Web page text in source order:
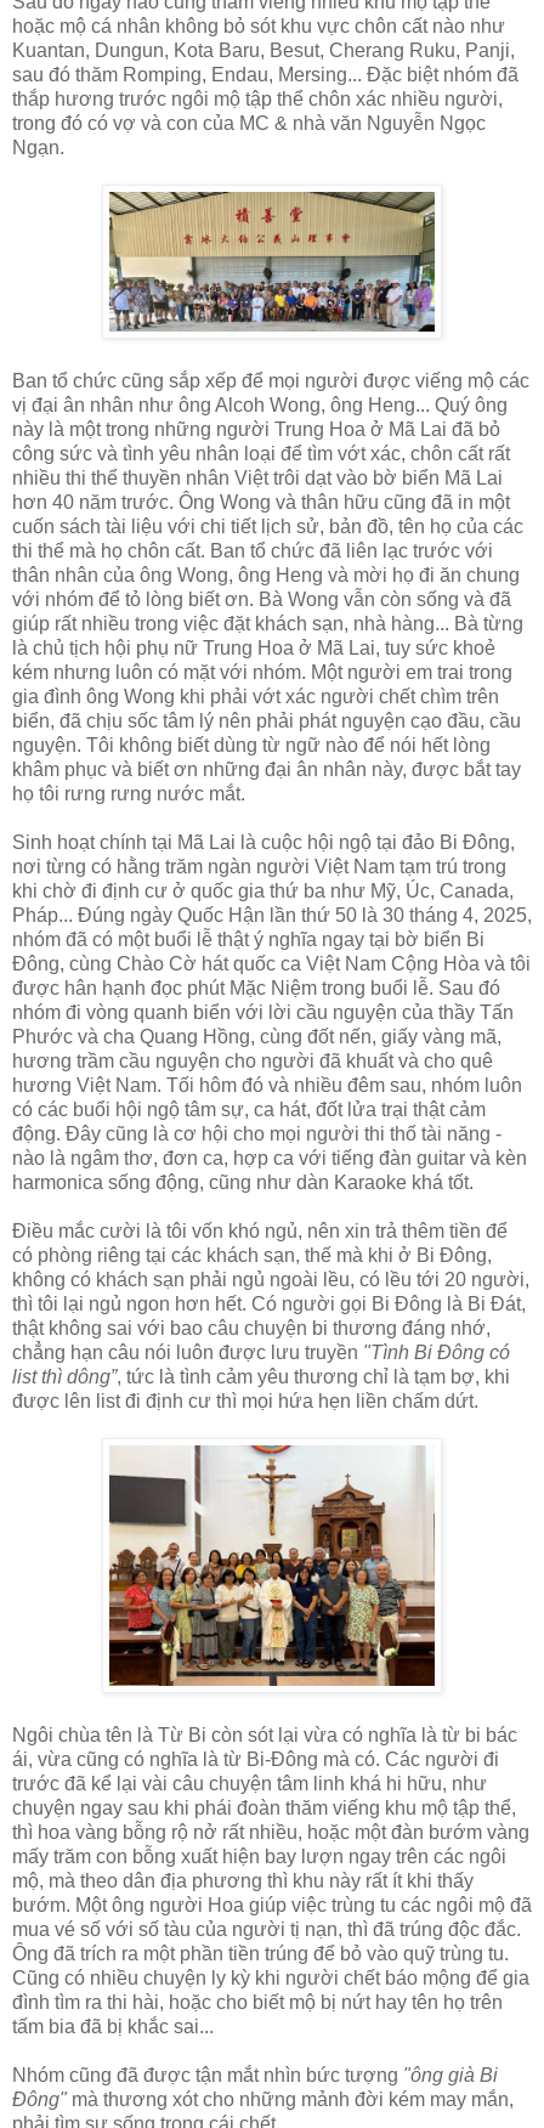
hoặc mộ cá nhân không bỏ sót khu vực chôn cất nào như
Kuantan, Dungun, Kota Baru, Besut, Cherang Ruku, Panji,
sau đó thăm Romping, Endau, Mersing... Đặc biệt nhóm đã
thắp hương trước ngôi mộ tập thể chôn xác nhiều người,
trong đó có vợ và con của MC & nhà văn Nguyễn Ngọc
Ngạn.
Ban tổ chức cũng sắp xếp để mọi người được viếng mộ các
vị đại ân nhân như ông Alcoh Wong, ông Heng... Quý ông
này là một trong những người Trung Hoa ở Mã Lai đã bỏ
công sức và tình yêu nhân loại để tìm vớt xác, chôn cất rất
nhiều thi thể thuyền nhân Việt trôi dạt vào bờ biển Mã Lai
hơn 40 năm trước. Ông Wong và thân hữu cũng đã in một
cuốn sách tài liệu với chi tiết lịch sử, bản đồ, tên họ của các
thi thể mà họ chôn cất. Ban tổ chức đã liên lạc trước với
thân nhân của ông Wong, ông Heng và mời họ đi ăn chung
với nhóm để tỏ lòng biết ơn. Bà Wong vẫn còn sống và đã
giúp rất nhiều trong việc đặt khách sạn, nhà hàng... Bà từng
là chủ tịch hội phụ nữ Trung Hoa ở Mã Lai, tuy sức khoẻ
kém nhưng luôn có mặt với nhóm. Một người em trai trong
gia đình ông Wong khi phải vớt xác người chết chìm trên
biển, đã chịu sốc tâm lý nên phải phát nguyện cạo đầu, cầu
nguyện. Tôi không biết dùng từ ngữ nào để nói hết lòng
khâm phục và biết ơn những đại ân nhân này, được bắt tay
họ tôi rưng rưng nước mắt.
Sinh hoạt chính tại Mã Lai là cuộc hội ngộ tại đảo Bi Đông,
nơi từng có hằng trăm ngàn người Việt Nam tạm trú trong
khi chờ đi định cư ở quốc gia thứ ba như Mỹ, Úc, Canada,
Pháp... Đúng ngày Quốc Hận lần thứ 50 là 30 tháng 4, 2025,
nhóm đã có một buổi lễ thật ý nghĩa ngay tại bờ biển Bi
Đông, cùng Chào Cờ hát quốc ca Việt Nam Cộng Hòa và tôi
được hân hạnh đọc phút Mặc Niệm trong buổi lễ. Sau đó
nhóm đi vòng quanh biển với lời cầu nguyện của thầy Tấn
Phước và cha Quang Hồng, cùng đốt nến, giấy vàng mã,
hương trầm cầu nguyện cho người đã khuất và cho quê
hương Việt Nam. Tối hôm đó và nhiều đêm sau, nhóm luôn
có các buổi hội ngộ tâm sự, ca hát, đốt lửa trại thật cảm
động. Đây cũng là cơ hội cho mọi người thi thố tài năng -
nào là ngâm thơ, đơn ca, hợp ca với tiếng đàn guitar và kèn
harmonica sống động, cũng như dàn Karaoke khá tốt.
Điều mắc cười là tôi vốn khó ngủ, nên xin trả thêm tiền để
có phòng riêng tại các khách sạn, thế mà khi ở Bi Đông,
không có khách sạn phải ngủ ngoài lều, có lều tới 20 người,
thì tôi lại ngủ ngon hơn hết. Có người gọi Bi Đông là Bi Đát,
thật không sai với bao câu chuyện bi thương đáng nhớ,
chẳng hạn câu nói luôn được lưu truyền "Tình Bi Đông có
list thì dông”, tức là tình cảm yêu thương chỉ là tạm bợ, khi
được lên list đi định cư thì mọi hứa hẹn liền chấm dứt.
Ngôi chùa tên là Từ Bi còn sót lại vừa có nghĩa là từ bi bác
ái, vừa cũng có nghĩa là từ Bi-Đông mà có. Các người đi
trước đã kể lại vài câu chuyện tâm linh khá hi hữu, như
chuyện ngay sau khi phái đoàn thăm viếng khu mộ tập thể,
thì hoa vàng bỗng rộ nở rất nhiều, hoặc một đàn bướm vàng
mấy trăm con bỗng xuất hiện bay lượn ngay trên các ngôi
mộ, mà theo dân địa phương thì khu này rất ít khi thấy
bướm. Một ông người Hoa giúp việc trùng tu các ngôi mộ đã
mua vé số với số tàu của người tị nạn, thì đã trúng độc đắc.
Ông đã trích ra một phần tiền trúng để bỏ vào quỹ trùng tu.
Cũng có nhiều chuyện ly kỳ khi người chết báo mộng để gia
đình tìm ra thi hài, hoặc cho biết mộ bị nứt hay tên họ trên
tấm bia đã bị khắc sai...
Nhóm cũng đã được tận mắt nhìn bức tượng "ông già Bi
Đông" mà thương xót cho những mảnh đời kém may mắn,